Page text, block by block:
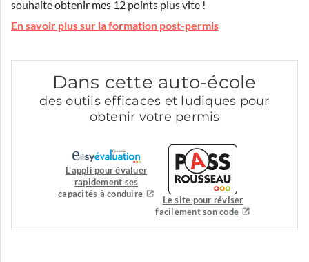
souhaite obtenir mes 12 points plus vite !
En savoir plus sur la formation post-permis
Dans cette auto-école
des outils efficaces et ludiques pour
obtenir votre permis
L'appli pour évaluer
rapidement ses
capacités à conduire
Le site pour réviser
facilement son code